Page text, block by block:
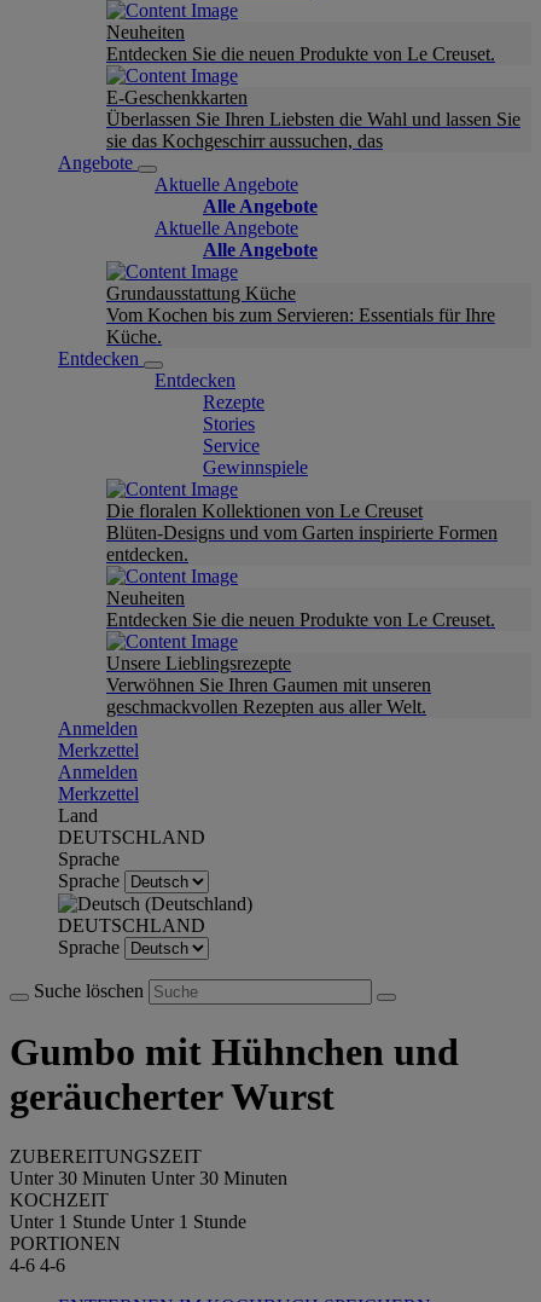
Neuheiten
Entdecken Sie die neuen Produkte von Le Creuset.
E-Geschenkkarten
Überlassen Sie Ihren Liebsten die Wahl und lassen Sie
sie das Kochgeschirr aussuchen, das
Angebote
Aktuelle Angebote
Alle Angebote
Aktuelle Angebote
Alle Angebote
Grundausstattung Küche
Vom Kochen bis zum Servieren: Essentials für Ihre
Küche.
Entdecken
Entdecken
Rezepte
Stories
Service
Gewinnspiele
Die floralen Kollektionen von Le Creuset
Blüten-Designs und vom Garten inspirierte Formen
entdecken.
Neuheiten
Entdecken Sie die neuen Produkte von Le Creuset.
Unsere Lieblingsrezepte
Verwöhnen Sie Ihren Gaumen mit unseren
geschmackvollen Rezepten aus aller Welt.
Anmelden
Merkzettel
Anmelden
Merkzettel
Land
DEUTSCHLAND
Sprache
Sprache
DEUTSCHLAND
Sprache
Suche löschen
Gumbo mit Hühnchen und
geräucherter Wurst
ZUBEREITUNGSZEIT
Unter 30 Minuten Unter 30 Minuten
KOCHZEIT
Unter 1 Stunde Unter 1 Stunde
PORTIONEN
4-6 4-6